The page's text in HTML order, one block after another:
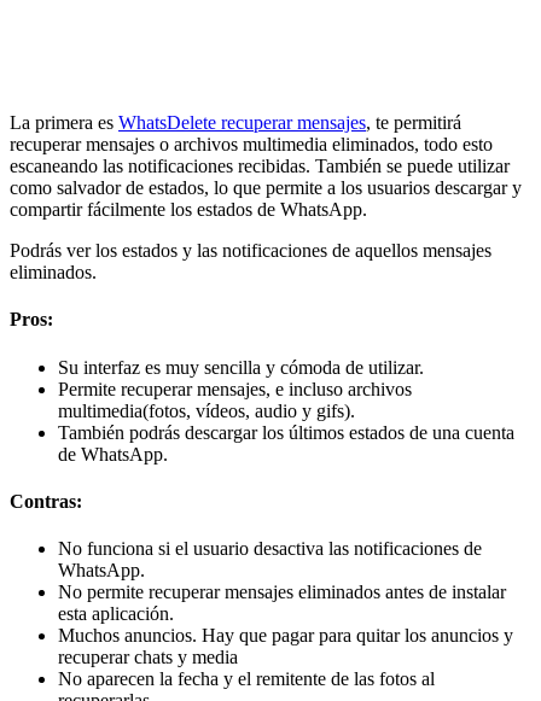
La primera es WhatsDelete recuperar mensajes, te permitirá
recuperar mensajes o archivos multimedia eliminados, todo esto
escaneando las notificaciones recibidas. También se puede utilizar
como salvador de estados, lo que permite a los usuarios descargar y
compartir fácilmente los estados de WhatsApp.
Podrás ver los estados y las notificaciones de aquellos mensajes
eliminados.
Pros:
Su interfaz es muy sencilla y cómoda de utilizar.
Permite recuperar mensajes, e incluso archivos
multimedia(fotos, vídeos, audio y gifs).
También podrás descargar los últimos estados de una cuenta
de WhatsApp.
Contras:
No funciona si el usuario desactiva las notificaciones de
WhatsApp.
No permite recuperar mensajes eliminados antes de instalar
esta aplicación.
Muchos anuncios. Hay que pagar para quitar los anuncios y
recuperar chats y media
No aparecen la fecha y el remitente de las fotos al